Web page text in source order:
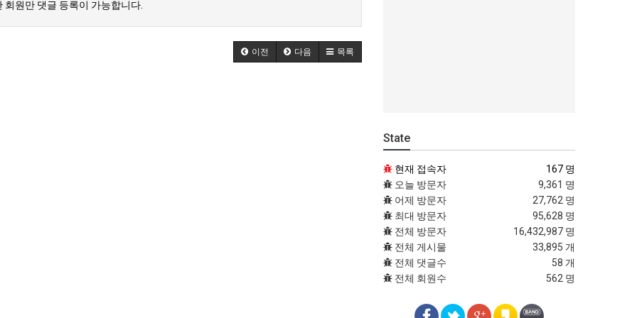
회원만 댓글 등록이 가능합니다.
이전 다음 목록
State
현재 접속자
167 명
오늘 방문자
9,361 명
어제 방문자
27,762 명
최대 방문자
95,628 명
전체 방문자
16,432,987 명
전체 게시물
33,895 개
전체 댓글수
58 개
전체 회원수
562 명